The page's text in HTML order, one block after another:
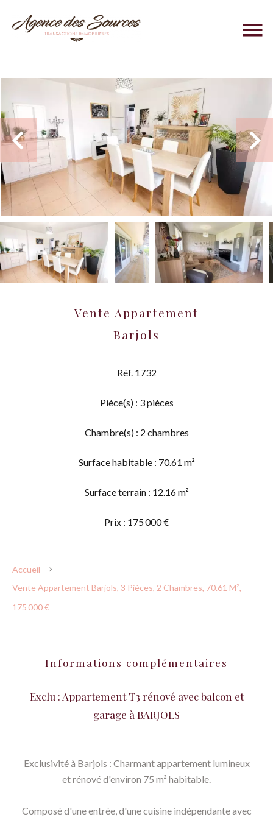
Vente Appartement
Barjols
Réf. 1732
Pièce(s) : 3 pièces
Chambre(s) : 2 chambres
Surface habitable : 70.61 m²
Surface terrain : 12.16 m²
Prix : 175 000 €
Accueil
Vente Appartement Barjols, 3 Pièces, 2 Chambres, 70.61 M²,
175 000 €
Informations complémentaires
Exclu : Appartement T3 rénové avec balcon et
garage à BARJOLS
Exclusivité à Barjols : Charmant appartement lumineux
et rénové d'environ 75 m² habitable.
Composé d'une entrée, d'une cuisine indépendante avec